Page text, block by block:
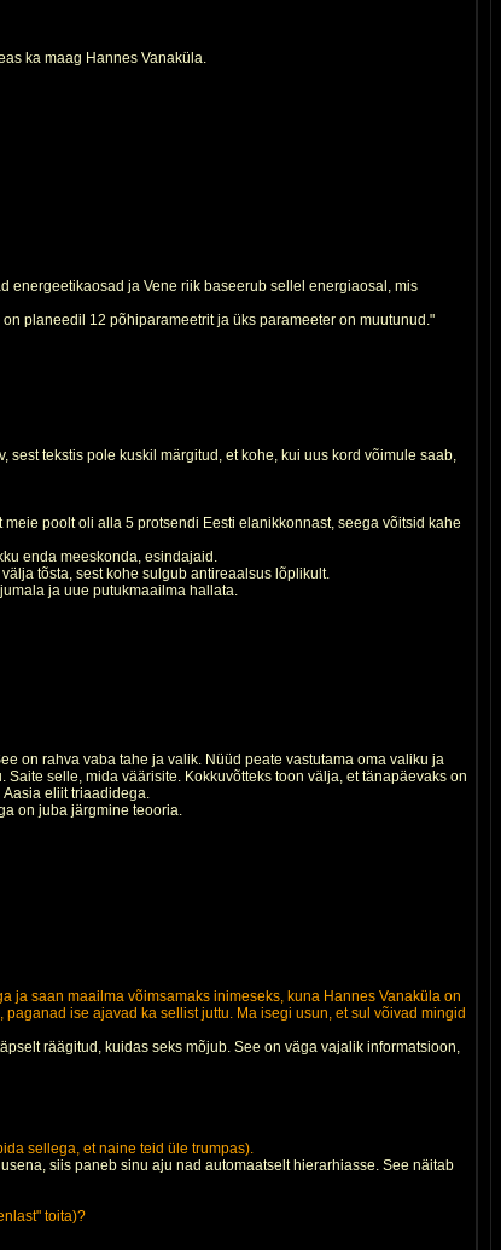
ka maag Hannes Vanaküla.
energeetikaosad ja Vene riik baseerub sellel energiaosal, mis
planeedil 12 põhiparameetrit ja üks parameeter on muutunud."
tekstis pole kuskil märgitud, et kohe, kui uus kord võimule saab,
poolt oli alla 5 protsendi Eesti elanikkonnast, seega võitsid kahe
enda meeskonda, esindajaid.
tõsta, sest kohe sulgub antireaalsus lõplikult.
ja uue putukmaailma hallata.
on rahva vaba tahe ja valik. Nüüd peate vastutama oma valiku ja
selle, mida väärisite. Kokkuvõtteks toon välja, et tänapäevaks on
eliit triaadidega.
on juba järgmine teooria.
ja saan maailma võimsamaks inimeseks, kuna Hannes Vanaküla on
ise ajavad ka sellist juttu. Ma isegi usun, et sul võivad mingid
räägitud, kuidas seks mõjub. See on väga vajalik informatsioon,
sellega, et naine teid üle trumpas).
siis paneb sinu aju nad automaatselt hierarhiasse. See näitab
toita)?